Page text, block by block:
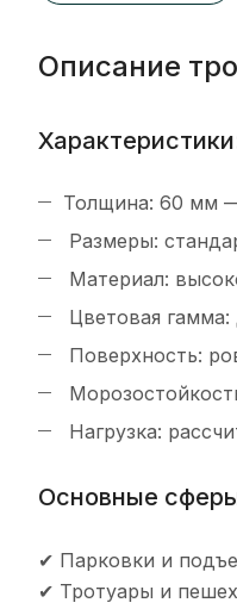
Описание
Толщина: 60 мм
Размеры:
Материал:
Цветовая
Поверхность:
Нагрузка:
Основные
✔ Парковки и
✔ Тротуары и